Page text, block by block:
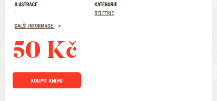
ILUSTRACE
-
KATEGORIE
BELETRIE
DALŠÍ INFORMACE
50 Kč
KOUPIT KNIHU